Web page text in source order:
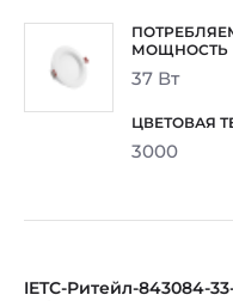
37 Вт
3000
IETC-Ритейл-843084-